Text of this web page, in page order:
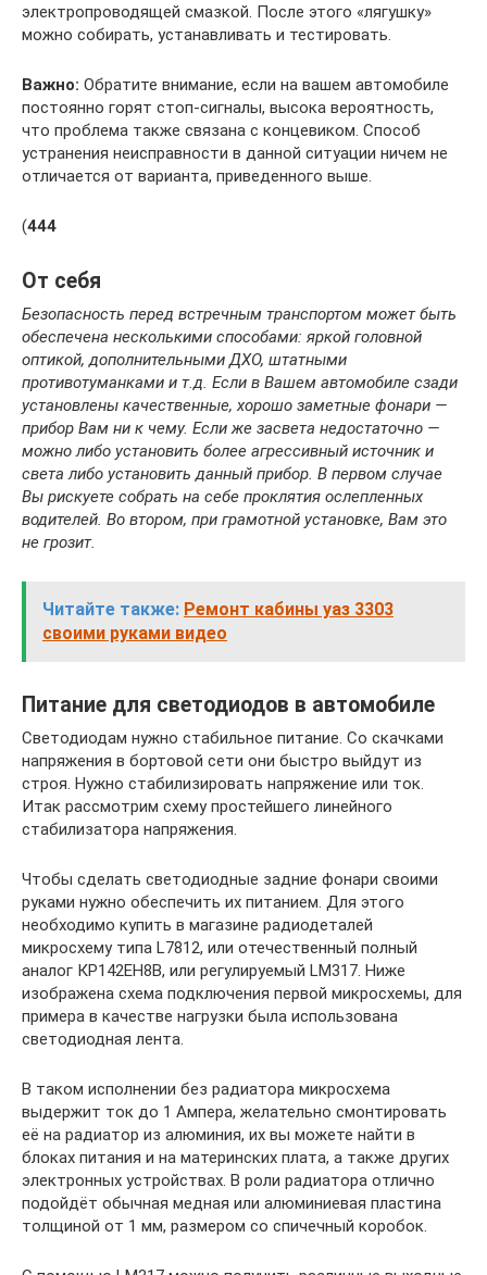
электропроводящей смазкой. После этого «лягушку»
можно собирать, устанавливать и тестировать.
Важно: Обратите внимание, если на вашем автомобиле
постоянно горят стоп-сигналы, высока вероятность,
что проблема также связана с концевиком. Способ
устранения неисправности в данной ситуации ничем не
отличается от варианта, приведенного выше.
(444
От себя
Безопасность перед встречным транспортом может быть
обеспечена несколькими способами: яркой головной
оптикой, дополнительными ДХО, штатными
противотуманками и т.д. Если в Вашем автомобиле сзади
установлены качественные, хорошо заметные фонари —
прибор Вам ни к чему. Если же засвета недостаточно —
можно либо установить более агрессивный источник и
света либо установить данный прибор. В первом случае
Вы рискуете собрать на себе проклятия ослепленных
водителей. Во втором, при грамотной установке, Вам это
не грозит.
Читайте также: Ремонт кабины уаз 3303
своими руками видео
Питание для светодиодов в автомобиле
Светодиодам нужно стабильное питание. Со скачками
напряжения в бортовой сети они быстро выйдут из
строя. Нужно стабилизировать напряжение или ток.
Итак рассмотрим схему простейшего линейного
стабилизатора напряжения.
Чтобы сделать светодиодные задние фонари своими
руками нужно обеспечить их питанием. Для этого
необходимо купить в магазине радиодеталей
микросхему типа L7812, или отечественный полный
аналог КР142ЕН8В, или регулируемый LM317. Ниже
изображена схема подключения первой микросхемы, для
примера в качестве нагрузки была использована
светодиодная лента.
В таком исполнении без радиатора микросхема
выдержит ток до 1 Ампера, желательно смонтировать
её на радиатор из алюминия, их вы можете найти в
блоках питания и на материнских плата, а также других
электронных устройствах. В роли радиатора отлично
подойдёт обычная медная или алюминиевая пластина
толщиной от 1 мм, размером со спичечный коробок.